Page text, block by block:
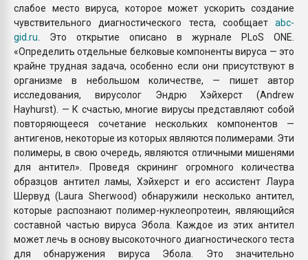
слабое место вируса, которое может ускорить создание
чувствительного диагностического теста, сообщает abc-
gid.ru . Это открытие описано в журнале PLoS ONE.
«Определить отдельные белковые компоненты вируса — это
крайне трудная задача, особенно если они присутствуют в
организме в небольшом количестве, — пишет автор
исследования, вирусолог Эндрю Хэйхерст (Andrew
Hayhurst). — К счастью, многие вирусы представляют собой
повторяющееся сочетание нескольких компонентов —
антигенов, некоторые из которых являются полимерами. Эти
полимеры, в свою очередь, являются отличными мишенями
для антител». Проведя скрининг огромного количества
образцов антител ламы, Хэйхерст и его ассистент Лаура
Шервуд (Laura Sherwood) обнаружили несколько антител,
которые распознают полимер-нуклеопротеин, являющийся
составной частью вируса Эбола. Каждое из этих антител
может лечь в основу высокоточного диагностического теста
для обнаружения вируса Эбола. Это значительно